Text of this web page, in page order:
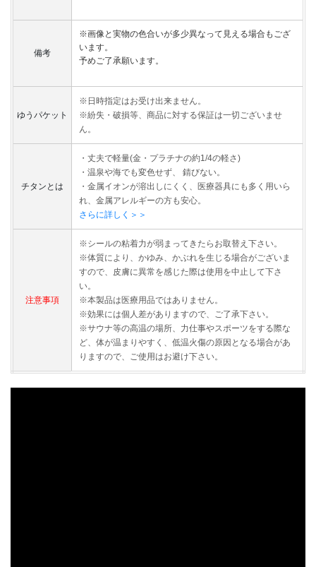
備考
※画像と実物の色合いが多少異なって見える場合もござ
います。
予めご了承願います。
ゆうパケット
※日時指定はお受け出来ません。
※紛失・破損等、商品に対する保証は一切ございませ
ん。
チタンとは
・丈夫で軽量(金・プラチナの約1/4の軽さ)
・温泉や海でも変色せず、 錆びない。
・金属イオンが溶出しにくく、医療器具にも多く用いら
れ、金属アレルギーの方も安心。
さらに詳しく＞＞
注意事項
※シールの粘着力が弱まってきたらお取替え下さい。
※体質により、かゆみ、かぶれを生じる場合がございま
すので、皮膚に異常を感じた際は使用を中止して下さ
い。
※本製品は医療用品ではありません。
※効果には個人差がありますので、ご了承下さい。
※サウナ等の高温の場所、力仕事やスポーツをする際な
ど、体が温まりやすく、低温火傷の原因となる場合があ
りますので、ご使用はお避け下さい。